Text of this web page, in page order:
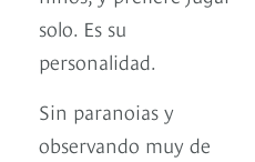
solo. Es su
personalidad.
Sin paranoias y
observando muy de